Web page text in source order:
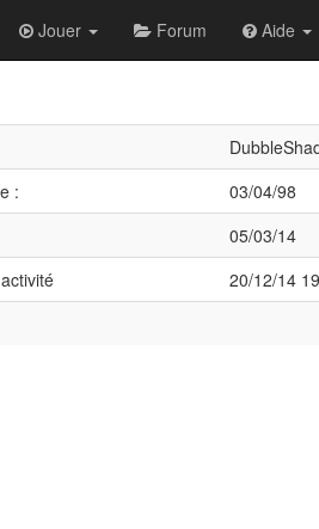
Jouer Forum Aide
:
03/04/98
05/03/14
20/12/14